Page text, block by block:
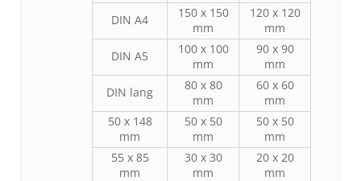
DIN A4
150 x 150
mm
120 x 120
mm
DIN A5
100 x 100
mm
90 x 90
mm
DIN lang
80 x 80
mm
60 x 60
mm
50 x 148
mm
50 x 50
mm
50 x 50
mm
55 x 85
mm
30 x 30
mm
20 x 20
mm